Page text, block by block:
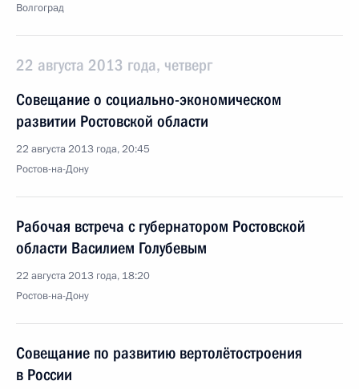
Волгоград
22 августа 2013 года, четверг
Совещание о социально-экономическом
развитии Ростовской области
22 августа 2013 года, 20:45
Ростов-на-Дону
Рабочая встреча с губернатором Ростовской
области Василием Голубевым
22 августа 2013 года, 18:20
Ростов-на-Дону
Совещание по развитию вертолётостроения
в России